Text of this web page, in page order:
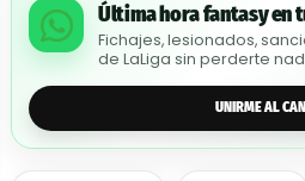
Última hora fantasy en
Fichajes, lesionados,
de LaLiga sin perderte
UNIRME AL